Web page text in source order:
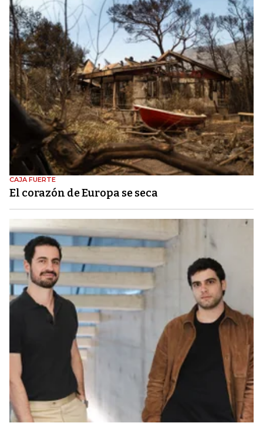
CAJA FUERTE
El corazón de Europa se seca